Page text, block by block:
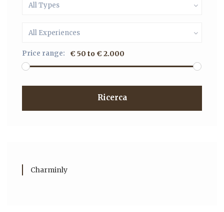
All Types
All Experiences
Price range: € 50 to € 2.000
Ricerca
Charminly